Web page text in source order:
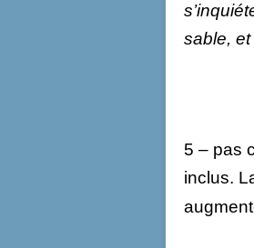
sable,
5 – pas
inclus.